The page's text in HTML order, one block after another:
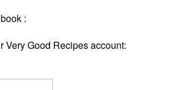
:
Very Good Recipes account: